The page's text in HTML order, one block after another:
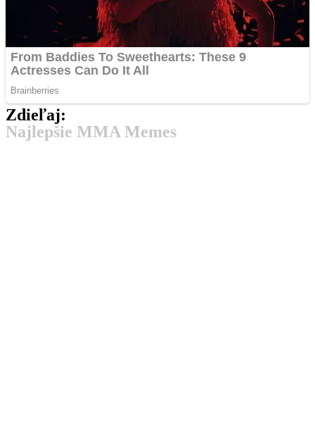
Zdieľaj:
Najlepšie MMA Memes